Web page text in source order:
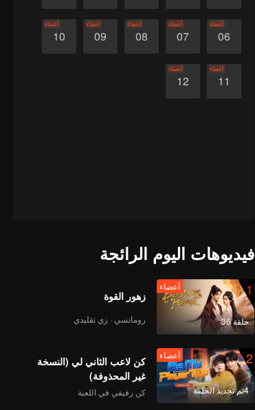
06
أعضاء
07
أعضاء
08
أعضاء
09
أعضاء
10
أعضاء
11
أعضاء
12
أعضاء
فيديوهات اليوم الرائجة
1
حلقة 36
أعضاء
زهور القوة
رومانسي · زي تقليدي
2
4تم تجديد الحلقة
أعضاء
كن لاعب الثاني لي (النسخة
غير المحذوفة)
كن رفيقي في اللعبة